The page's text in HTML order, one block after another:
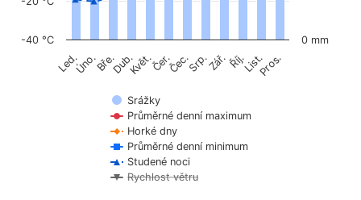
Srážky
Průměrné denní maximum
Horké dny
Průměrné denní minimum
Studené noci
Rychlost větru
Led.Úno.Bře.Dub.Květ.Čer.Čec.Srp.Zář.Říj.List.Pros.
-40 °C 0 mm